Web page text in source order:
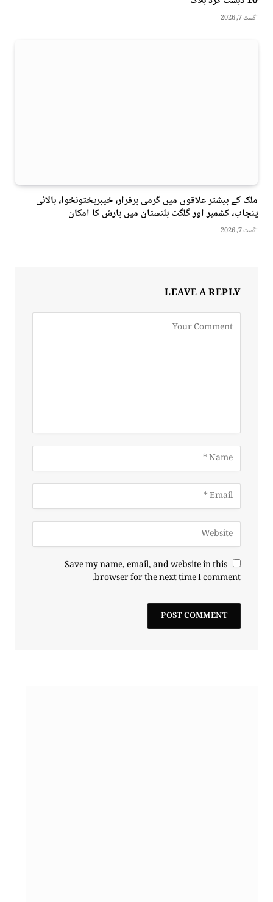
اگست 7, 2026
ملک کے بیشتر علاقوں میں گرمی برقرار، خیبرپختونخوا، بالائی
پنجاب، کشمیر اور گلگت بلتستان میں بارش کا امکان
اگست 7, 2026
LEAVE A REPLY
Save my name, email, and website in this
browser for the next time I comment.